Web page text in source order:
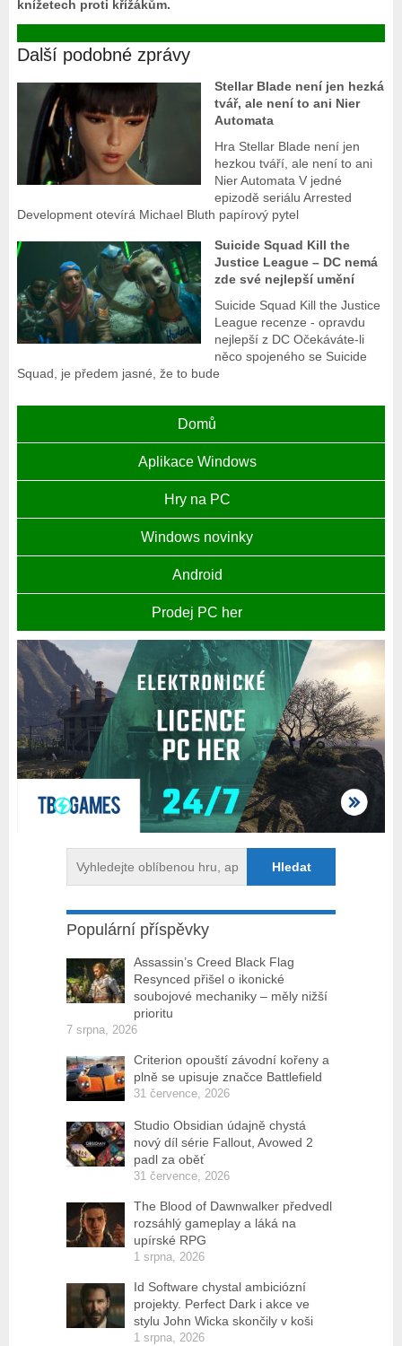
knížetech proti křížákům.
Další podobné zprávy
Stellar Blade není jen hezká
tvář, ale není to ani Nier
Automata
Hra Stellar Blade není jen
hezkou tváří, ale není to ani
Nier Automata V jedné
epizodě seriálu Arrested
Development otevírá Michael Bluth papírový pytel
Suicide Squad Kill the
Justice League – DC nemá
zde své nejlepší umění
Suicide Squad Kill the Justice
League recenze - opravdu
nejlepší z DC Očekáváte-li
něco spojeného se Suicide
Squad, je předem jasné, že to bude
Domů
Aplikace Windows
Hry na PC
Windows novinky
Android
Prodej PC her
Populární příspěvky
Assassin’s Creed Black Flag
Resynced přišel o ikonické
soubojové mechaniky – měly nižší
prioritu
7 srpna, 2026
Criterion opouští závodní kořeny a
plně se upisuje značce Battlefield
31 července, 2026
Studio Obsidian údajně chystá
nový díl série Fallout, Avowed 2
padl za oběť
31 července, 2026
The Blood of Dawnwalker předvedl
rozsáhlý gameplay a láká na
upírské RPG
1 srpna, 2026
Id Software chystal ambiciózní
projekty. Perfect Dark i akce ve
stylu John Wicka skončily v koši
1 srpna, 2026